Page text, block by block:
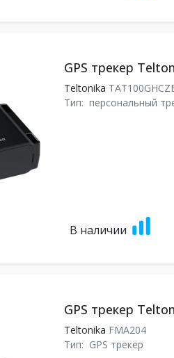
GPS трекер
Teltonika
Тип: персональный
В наличии
GPS трекер
Teltonika FMA204
Тип: GPS трекер